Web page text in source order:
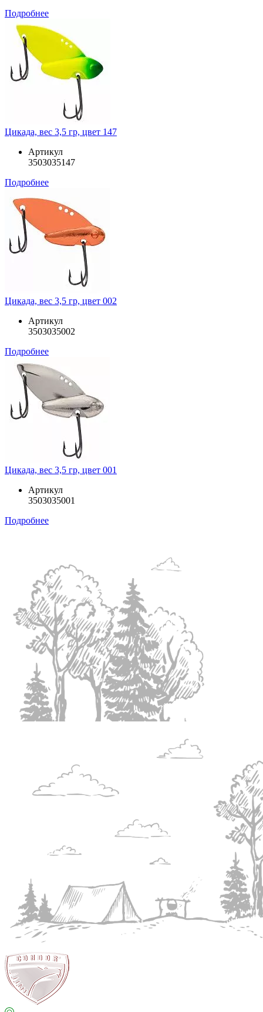
Подробнее
Цикада, вес 3,5 гр, цвет 147
Артикул
3503035147
Подробнее
Цикада, вес 3,5 гр, цвет 002
Артикул
3503035002
Подробнее
Цикада, вес 3,5 гр, цвет 001
Артикул
3503035001
Подробнее